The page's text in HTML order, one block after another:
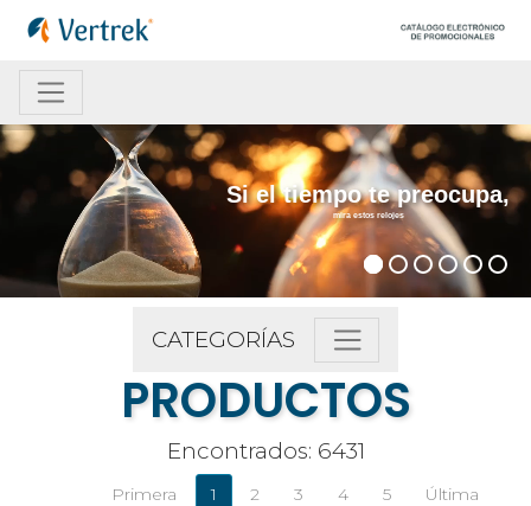
Si el tiempo te preocupa,
mira estos relojes
CATEGORÍAS
PRODUCTOS
Encontrados: 6431
Primera 1 2 3 4 5 Última